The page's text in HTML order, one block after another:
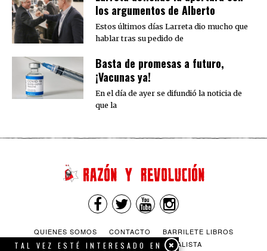
los argumentos de Alberto
Estos últimos días Larreta dio mucho que
hablar tras su pedido de
Basta de promesas a futuro,
¡Vacunas ya!
En el día de ayer se difundió la noticia de
que la
QUIENES SOMOS CONTACTO
BARRILETE LIBROS
CEICS
ENGLISH VÍA SOCIALISTA
TAL VEZ ESTÉ INTERESADO EN